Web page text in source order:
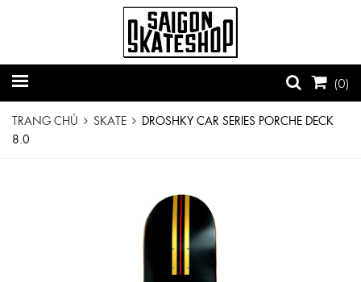
(0)
TRANG CHỦ SKATE
DROSHKY CAR SERIES PORCHE DECK
8.0